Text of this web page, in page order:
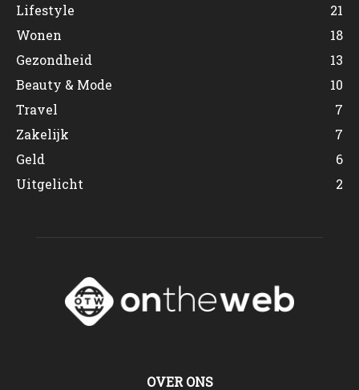
Lifestyle
21
Wonen
18
Gezondheid
13
Beauty & Mode
10
Travel
7
Zakelijk
7
Geld
6
Uitgelicht
2
OVER ONS